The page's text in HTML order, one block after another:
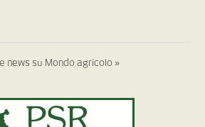
news su Mondo agricolo »